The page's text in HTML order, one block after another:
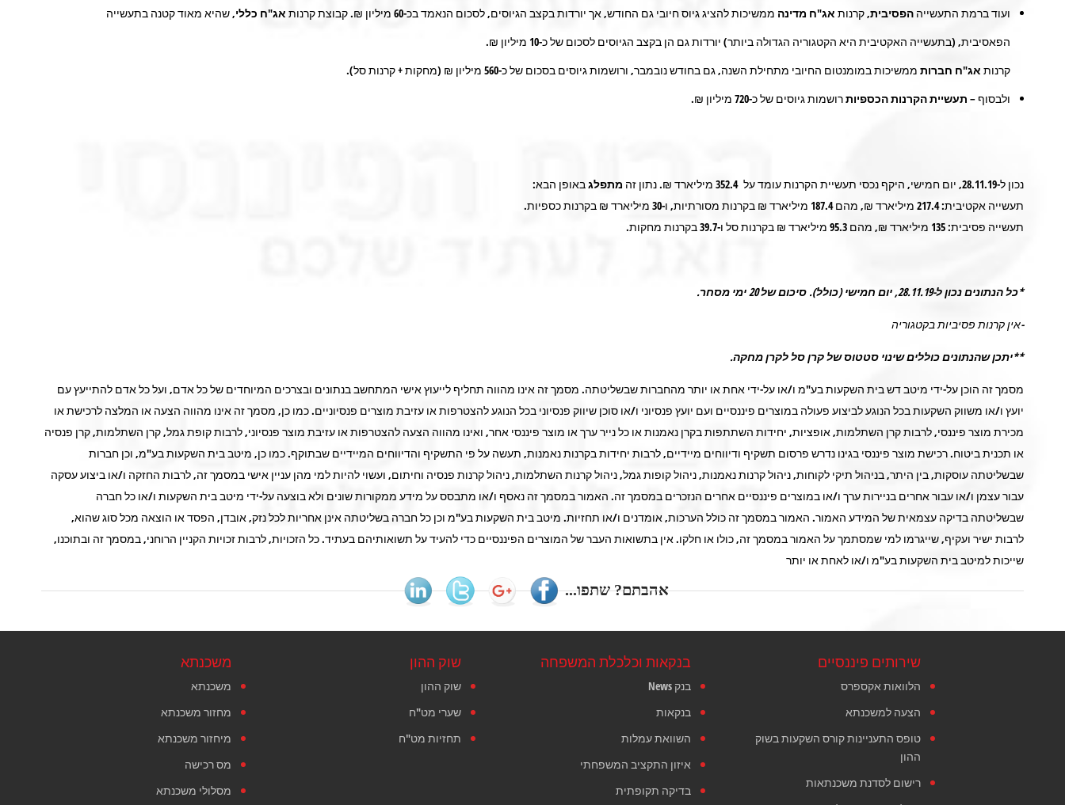
ועוד ברמת התעשייה הפסיבית,קרנות אג"ח מדינה ממשיכות להציג גיוס חיובי גם החודש, אך יורדות בקצב הגיוסים, לסכום הנאמד בכ-60 מיליון ₪. קבוצת קרנות אג"ח כללי, שהיא מאוד קטנה בתעשייה
הפאסיבית, (בתעשייה האקטיבית היא הקטגוריה הגדולה ביותר) יורדות גם הן בקצב הגיוסים לסכום של כ-10 מיליון ₪.
קרנות אג"ח חברות ממשיכות במומנטום החיובי מתחילת השנה, גם בחודש נובמבר, ורושמות גיוסים בסכום של כ-560 מיליון ₪ (מחקות + קרנות סל).
ולבסוף – תעשיית הקרנות הכספיותרושמות גיוסים של כ-720 מיליון ₪.
נכון ל-28.11.19, יום חמישי, היקף נכסי תעשיית הקרנות עומד על 352.4 מיליארד ₪. נתון זה מתפלגבאופן הבא:
תעשייה אקטיבית:217.4 מיליארד ₪, מהם187.4 מיליארד ₪ בקרנות מסורתיות, ו-30 מיליארד ₪ בקרנות כספיות.
תעשייה פסיבית:135 מיליארד ₪, מהם 95.3 מיליארד ₪ בקרנות סל ו-39.7בקרנות מחקות.
*כל הנתונים נכון ל-28.11.19, יום חמישי (כולל) . סיכום של 20 ימי מסחר .
-אין קרנות פסיביות בקטגוריה
**יתכן שהנתונים כוללים שינוי סטטוס של קרן סל לקרן מחקה.
מסמך זה הוכן על-ידי מיטב דש בית השקעות בע"מ ו/או על-ידי אחת או יותר מהחברות שבשליטתה. מסמך זה אינו מהווה תחליף לייעוץ אישי המתחשב בנתונים ובצרכים המיוחדים של כל אדם, ועל כל אדם להתייעץ עם
יועץ ו/או משווק השקעות בכל הנוגע לביצוע פעולה במוצרים פיננסיים ועם יועץ פנסיוני ו/או סוכן שיווק פנסיוני בכל הנוגע להצטרפות או עזיבת מוצרים פנסיוניים. כמו כן, מסמך זה אינו מהווה הצעה או המלצה לרכישת או
מכירת מוצר פיננסי, לרבות קרן השתלמות, אופציות, יחידות השתתפות בקרן נאמנות או כל נייר ערך או מוצר פיננסי אחר, ואינו מהווה הצעה להצטרפות או עזיבת מוצר פנסיוני, לרבות קופת גמל, קרן השתלמות, קרן פנסיה
או תכנית ביטוח. רכישת מוצר פיננסי בגינו נדרש פרסום תשקיף ודיווחים מיידיים, לרבות יחידות בקרנות נאמנות, תעשה על פי התשקיף והדיווחים המיידיים שבתוקף. כמו כן, מיטב בית השקעות בע"מ, וכן חברות
שבשליטתה עוסקות, בין היתר, בניהול תיקי לקוחות, ניהול קרנות נאמנות, ניהול קופות גמל, ניהול קרנות השתלמות, ניהול קרנות פנסיה וחיתום, ועשוי להיות למי מהן עניין אישי במסמך זה, לרבות החזקה ו/או ביצוע עסקה
עבור עצמן ו/או עבור אחרים בניירות ערך ו/או במוצרים פיננסיים אחרים הנזכרים במסמך זה. האמור במסמך זה נאסף ו/או מתבסס על מידע ממקורות שונים ולא בוצעה על-ידי מיטב בית השקעות ו/או כל חברה
שבשליטתה בדיקה עצמאית של המידע האמור. האמור במסמך זה כולל הערכות, אומדנים ו/או תחזיות. מיטב בית השקעות בע"מ וכן כל חברה בשליטתה אינן אחריות לכל נזק, אובדן, הפסד או הוצאה מכל סוג שהוא,
לרבות ישיר ועקיף, שייגרמו למי שמסתמך על האמור במסמך זה, כולו או חלקו. אין בתשואות העבר של המוצרים הפיננסיים כדי להעיד על תשואותיהם בעתיד. כל הזכויות, לרבות זכויות הקניין הרוחני, במסמך זה ובתוכנו,
שייכות למיטב בית השקעות בע"מ ו/או לאחת או יותר
אהבתם? שתפו...
משכנתא
משכנתא
מחזור משכנתא
מיחזור משכנתא
מס רכישה
מסלולי משכנתא
שוק ההון
שוק ההון
שערי מט"ח
תחזיות מט"ח
בנקאות וכלכלת המשפחה
בנק News
בנקאות
השוואת עמלות
איזון התקציב המשפחתי
בדיקה תקופתית
שירותים פיננסיים
הלוואות אקספרס
הצעה למשכנתא
טופס התעניינות קורס השקעות בשוק
ההון
רישום לסדנת משכנתאות